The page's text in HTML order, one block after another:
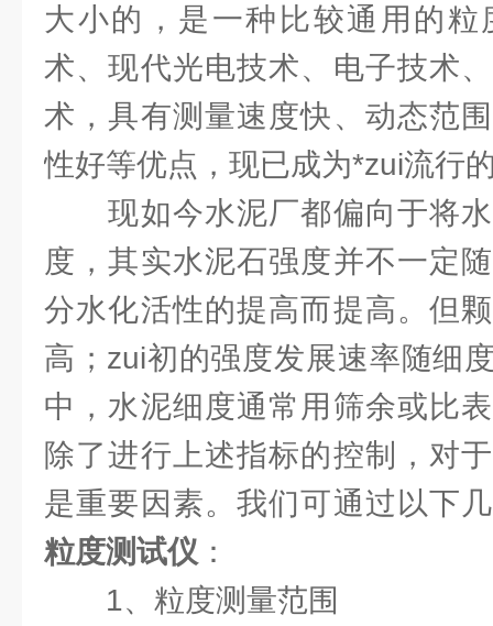
大小的，是一种比较通用的
术、现代光电技术、电子技术
术，具有测量速度快、动态范
性好等优点，现已成为*zui流行
现如今水泥厂都偏向于将水
度，其实水泥石强度并不一定
分水化活性的提高而提高。但
高；zui初的强度发展速率随细
中，水泥细度通常用筛余或比
除了进行上述指标的控制，对
是重要因素。我们可通过以下
粒度测试仪 ：
1、粒度测量范围